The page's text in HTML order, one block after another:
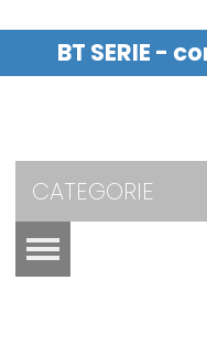
BT SERIE -
CATEGORIE